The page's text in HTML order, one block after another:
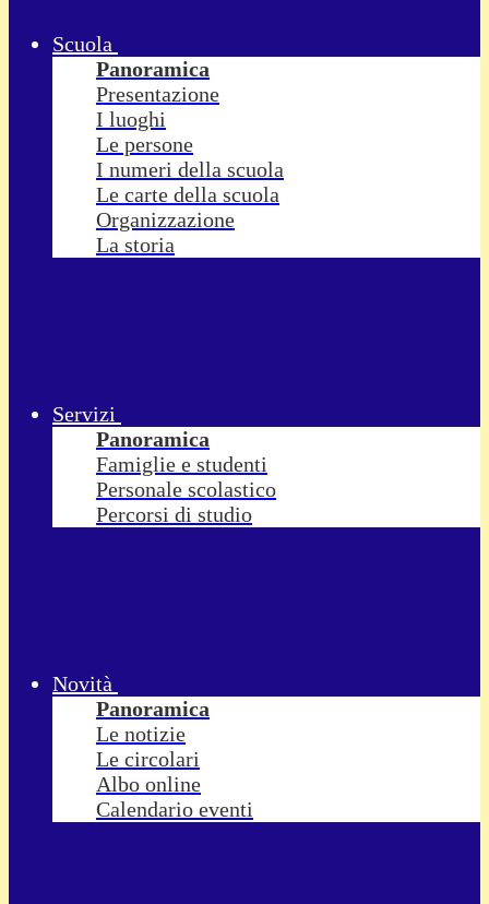
Scuola
Panoramica
Presentazione
I luoghi
Le persone
I numeri della scuola
Le carte della scuola
Organizzazione
La storia
Servizi
Panoramica
Famiglie e studenti
Personale scolastico
Percorsi di studio
Novità
Panoramica
Le notizie
Le circolari
Albo online
Calendario eventi